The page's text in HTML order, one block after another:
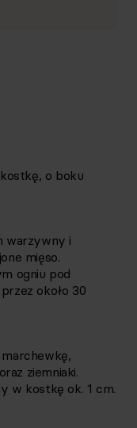
o boku
warzywny i
mięso.
ogniu pod
około 30
ziemniaki.
w kostkę ok. 1 cm.